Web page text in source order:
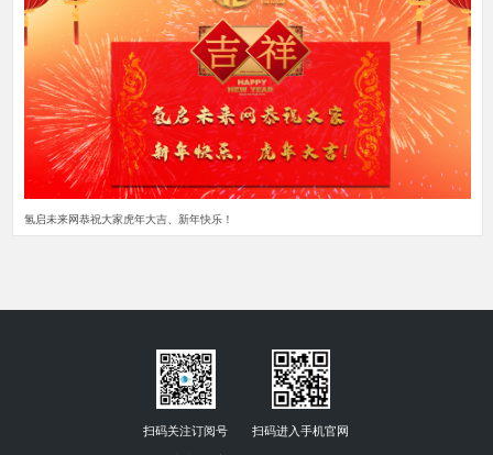
氢启未来网恭祝大家虎年大吉、新年快乐！
扫码关注订阅号 扫码进入手机官网